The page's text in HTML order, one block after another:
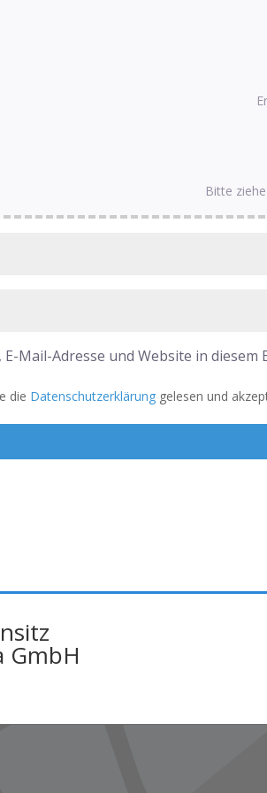
Bitte
E-Mail-Adresse und Website in
die Datenschutzerklärung gelesen und
GmbH